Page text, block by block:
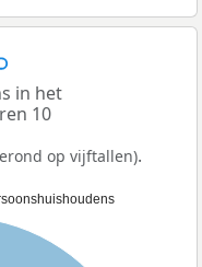
in het
10
op vijftallen).